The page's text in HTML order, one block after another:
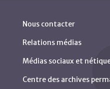
Nous contacter
Relations médias
Médias sociaux et
Centre des archives